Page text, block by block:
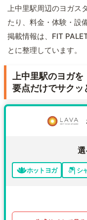
上中里駅周辺のヨガス
たり、料金・体験・設
掲載情報は、FIT
とに整理しています。
上中里駅のヨガを
要点だけでサクッ
ホットヨガ シ